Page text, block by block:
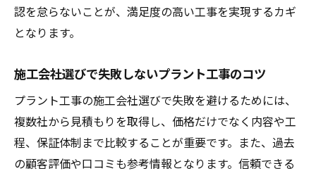
認を怠らないことが、満足度の高い工事を実現するカギ
となります。
施工会社選びで失敗しないプラント工事のコツ
プラント工事の施工会社選びで失敗を避けるためには、
複数社から見積もりを取得し、価格だけでなく内容や工
程、保証体制まで比較することが重要です。また、過去
の顧客評価や口コミも参考情報となります。信頼できる